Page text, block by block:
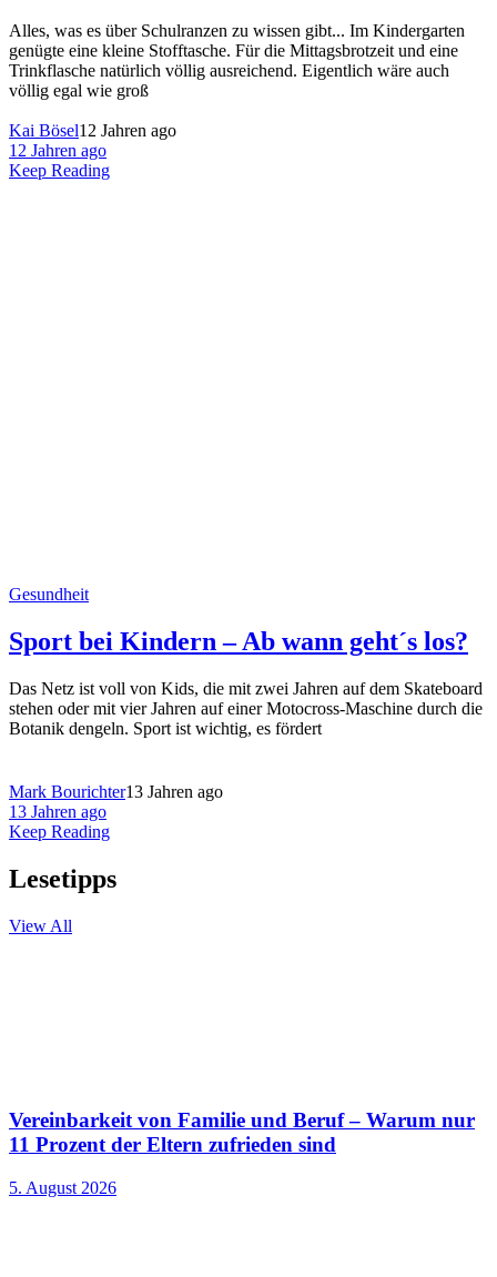
Alles, was es über Schulranzen zu wissen gibt... Im Kindergarten
genügte eine kleine Stofftasche. Für die Mittagsbrotzeit und eine
Trinkflasche natürlich völlig ausreichend. Eigentlich wäre auch
völlig egal wie groß
Kai Bösel12 Jahren ago
12 Jahren ago
Keep Reading
Gesundheit
Sport bei Kindern – Ab wann geht´s los?
Das Netz ist voll von Kids, die mit zwei Jahren auf dem Skateboard
stehen oder mit vier Jahren auf einer Motocross-Maschine durch die
Botanik dengeln. Sport ist wichtig, es fördert
Mark Bourichter13 Jahren ago
13 Jahren ago
Keep Reading
Lesetipps
View All
Vereinbarkeit von Familie und Beruf – Warum nur
11 Prozent der Eltern zufrieden sind
5. August 2026